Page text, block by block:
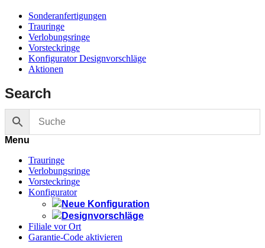
Sonderanfertigungen
Trauringe
Verlobungsringe
Vorsteckringe
Konfigurator Designvorschläge
Aktionen
Search
Menu
Trauringe
Verlobungsringe
Vorsteckringe
Konfigurator
Neue Konfiguration
Designvorschläge
Filiale vor Ort
Garantie-Code aktivieren